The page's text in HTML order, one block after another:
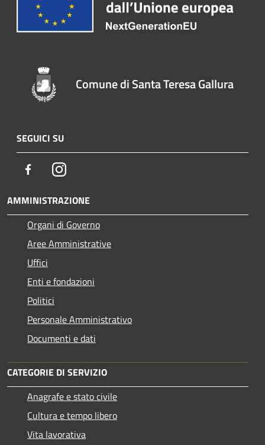
Comune di Santa Teresa Gallura
SEGUICI SU
FacebookInstagram
AMMINISTRAZIONE
Organi di Governo
Aree Amministrative
Uffici
Enti e fondazioni
Politici
Personale Amministrativo
Documenti e dati
CATEGORIE DI SERVIZIO
Anagrafe e stato civile
Cultura e tempo libero
Vita lavorativa